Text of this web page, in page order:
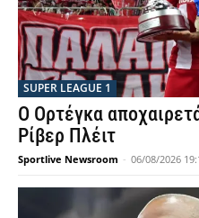
SUPER LEAGUE 1
Ο Ορτέγκα
Ρίβερ Πλέιτ
Sportlive Newsroom - 06/08/2026